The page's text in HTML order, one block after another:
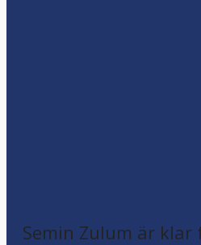
Semin Zulum är klar